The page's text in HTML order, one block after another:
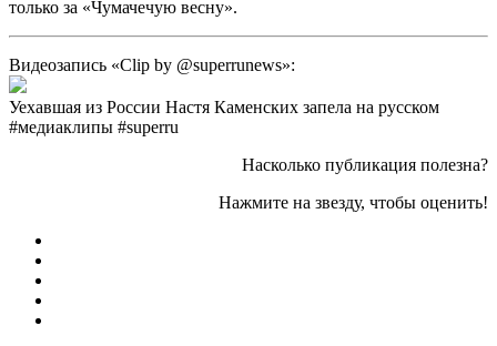
только за «Чумачечую весну».
Видеозапись «Clip by @superrunews»:
Уехавшая из России Настя Каменских запела на русском
#медиаклипы #superru
Насколько публикация полезна?
Нажмите на звезду, чтобы оценить!